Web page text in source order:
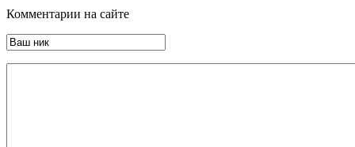
Комментарии на сайте